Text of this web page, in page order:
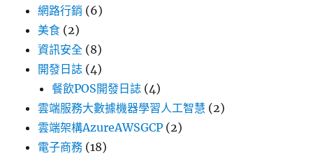
網路行銷 (6)
美食 (2)
資訊安全 (8)
開發日誌 (4)
餐飲POS開發日誌 (4)
雲端服務大數據機器學習人工智慧 (2)
雲端架構AzureAWSGCP (2)
電子商務 (18)